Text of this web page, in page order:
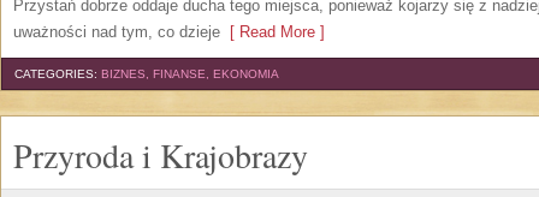
Przystań dobrze oddaje ducha tego miejsca, ponieważ kojarzy się z
uważności nad tym, co dzieje [ Read More ]
CATEGORIES: BIZNES, FINANSE, EKONOMIA
Przyroda i Krajobrazy